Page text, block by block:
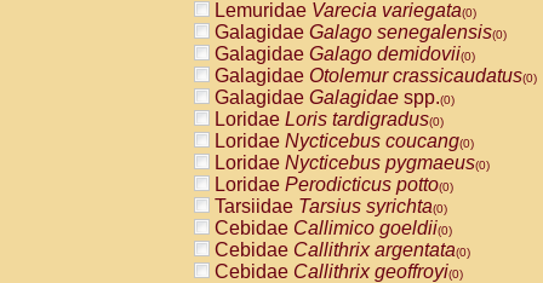
Lemuridae Varecia variegata(0)
Galagidae Galago senegalensis(0)
Galagidae Galago demidovii(0)
Galagidae Otolemur crassicaudatus(0)
Galagidae Galagidae spp.(0)
Loridae Loris tardigradus(0)
Loridae Nycticebus coucang(0)
Loridae Nycticebus pygmaeus(0)
Loridae Perodicticus potto(0)
Tarsiidae Tarsius syrichta(0)
Cebidae Callimico goeldii(0)
Cebidae Callithrix argentata(0)
Cebidae Callithrix geoffroyi(0)